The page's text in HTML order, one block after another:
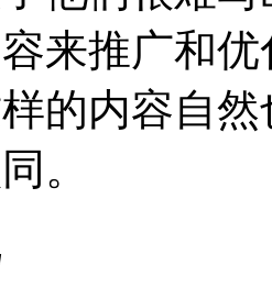
来推广和
的内容自
。